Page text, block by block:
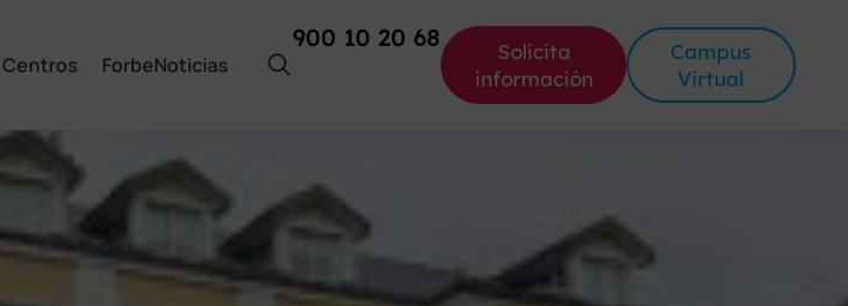
Centros ForbeNoticias
900 10 20 68
Solicita
información
Campus
Virtual